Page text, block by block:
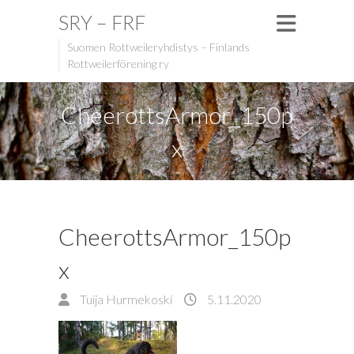
SRY – FRF
Suomen Rottweileryhdistys – Finlands
Rottweilerförening ry
CheerottsArmor_150p
x
CheerottsArmor_150p
x
Tuija Hurmekoski 5.11.2020